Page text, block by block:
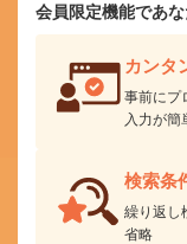
会員限定機能であ
カンタ
事前にプ
入力が簡
検索条
繰り返し
省略